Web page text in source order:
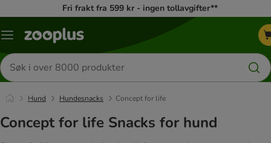
Fri frakt fra 599 kr - ingen tollavgifter**
Katalogmeny
Søk
etter
produkter
Hund Hundesnacks Concept for life
Concept for life Snacks for hund